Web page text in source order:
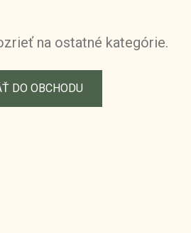
na ostatné kategórie.
DO OBCHODU